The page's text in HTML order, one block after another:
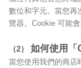
數位和字元。當您再
覽器。Cookie 可能
（2） 如何使用「
當您使用我們的商店